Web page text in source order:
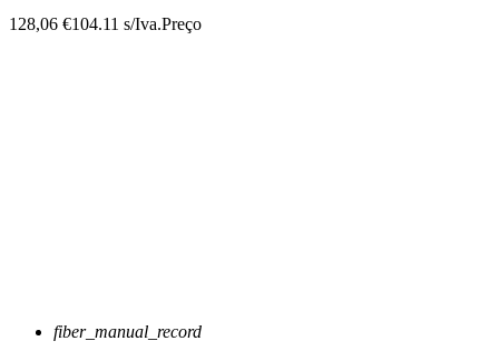
128,06 €104.11 s/Iva.Preço
fiber_manual_record